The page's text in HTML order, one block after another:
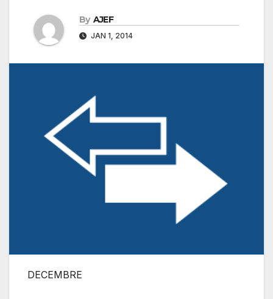
By AJEF
JAN 1, 2014
DECEMBRE